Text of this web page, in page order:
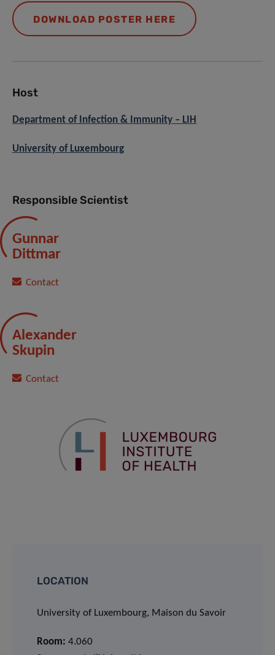
DOWNLOAD POSTER HERE
Host
Department of Infection & Immunity – LIH
University of Luxembourg
Responsible Scientist
Gunnar
Dittmar
Contact
Alexander
Skupin
Contact
LOCATION
University of Luxembourg, Maison du Savoir
Room: 4.060